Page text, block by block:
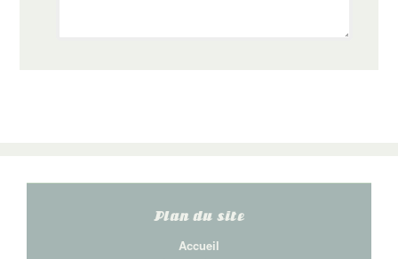
Plan du site
Accueil